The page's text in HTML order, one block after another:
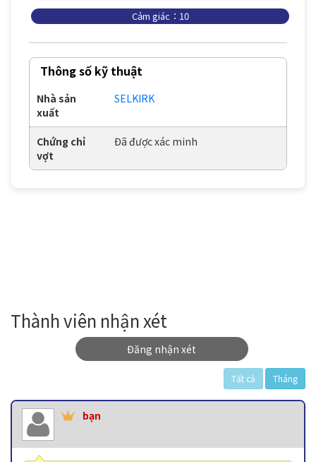
Cảm giác：10
Thông số kỹ thuật
Nhà sản
xuất
SELKIRK
Chứng chỉ
vợt
Đã được xác minh
Thành viên nhận xét
Đăng nhận xét
Tất cả Tháng
bạn